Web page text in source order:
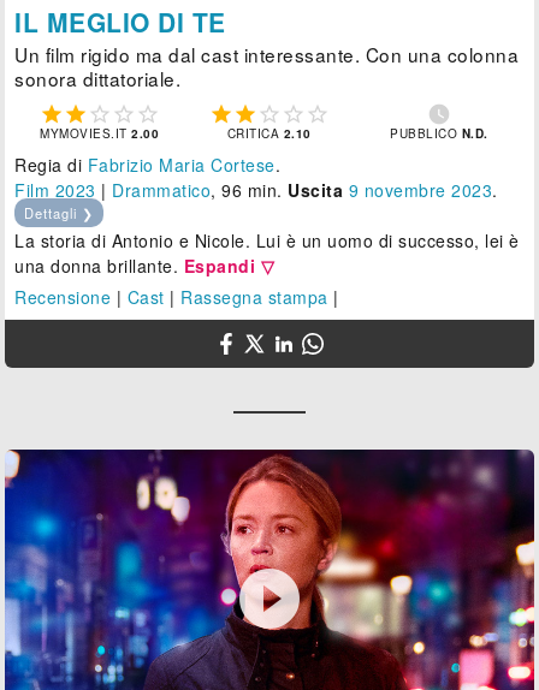
IL MEGLIO DI TE
Un film rigido ma dal cast interessante. Con una colonna
sonora dittatoriale.
    
MYMOVIES.IT2.00
    
CRITICA 2.10

PUBBLICO N.D.
Regia di Fabrizio Maria Cortese.
Film 2023 | Drammatico, 96 min. Uscita 9 novembre 2023.
Dettagli ❯
La storia di Antonio e Nicole. Lui è un uomo di successo, lei è
una donna brillante. Espandi ▽
Recensione | Cast | Rassegna stampa |
